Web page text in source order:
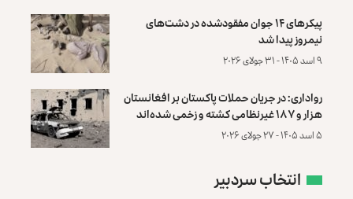
پیکرهای ۱۴ جوان مفقودشده در دشت‌های
نیمروز پیدا شد
۹ اسد ۱۴۰۵ - ۳۱ جولای ۲۰۲۶
رواداری: در جریان حملات پاکستان بر افغانستان
هزار و ۱۸۷ غیرنظامی کشته و زخمی شده‌اند
۵ اسد ۱۴۰۵ - ۲۷ جولای ۲۰۲۶
انتخاب سردبیر